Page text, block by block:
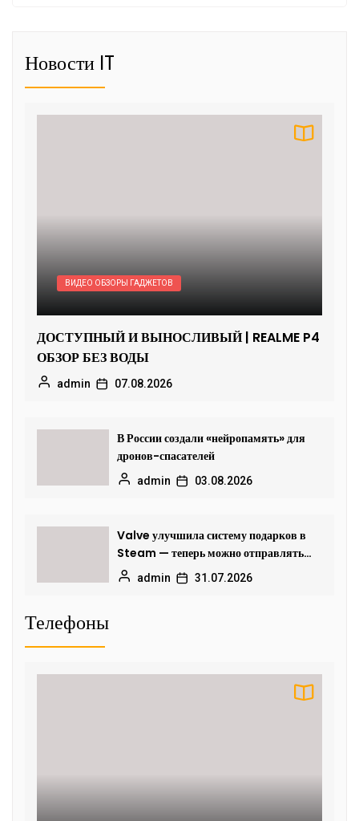
Новости IT
ВИДЕО ОБЗОРЫ ГАДЖЕТОВ
ДОСТУПНЫЙ И ВЫНОСЛИВЫЙ | REALME P4
ОБЗОР БЕЗ ВОДЫ
admin 07.08.2026
В России создали «нейропамять» для
дронов-спасателей
admin 03.08.2026
Valve улучшила систему подарков в
Steam — теперь можно отправлять
игры в другие регионы
admin 31.07.2026
Телефоны